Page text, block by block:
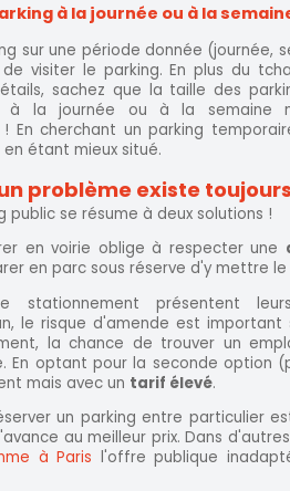
à la journée ou à la
sur une période donnée (journée,
visiter le parking. En plus du
sachez que la taille des
à la journée ou à la semaine
En cherchant un parking
étant mieux situé.
problème existe
public se résume à deux solutions !
en voirie oblige à respecter une
en parc sous réserve d'y mettre le
stationnement présentent
le risque d'amende est
la chance de trouver un
En optant pour la seconde option
mais avec un tarif élevé.
un parking entre particulier
au meilleur prix. Dans
à Paris l'offre publique